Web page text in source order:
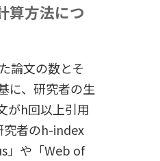
算方法につ
論文の数とそ
に、研究者の生
がh回以上引用
究者のh-index
」や「Web of